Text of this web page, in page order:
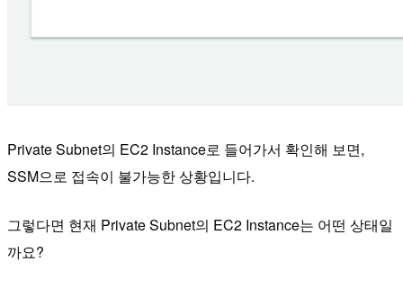
Private Subnet의 EC2 Instance로 들어가서 확인해 보면,
SSM으로 접속이 불가능한 상황입니다.
그렇다면 현재 Private Subnet의 EC2 Instance는 어떤 상태일
까요?